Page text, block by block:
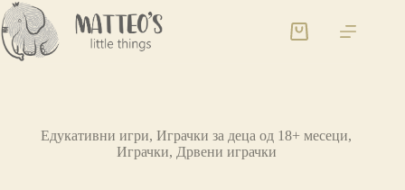
Едукативни игри,Играчки за деца од 18+ месеци,
Играчки, Дрвени играчки